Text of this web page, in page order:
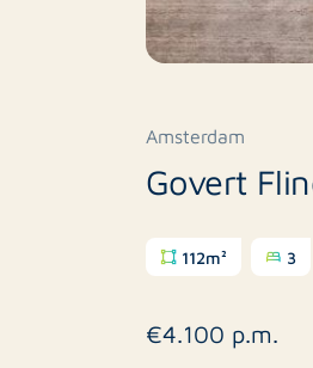
Amsterdam
Govert
112m² 3
€4.100 p.m.